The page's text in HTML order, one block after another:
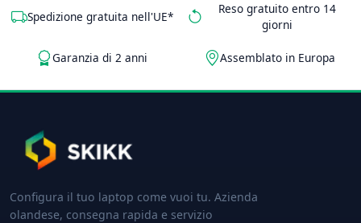
Spedizione gratuita nell'UE*
Reso gratuito entro 14
giorni
Garanzia di 2 anni Assemblato in Europa
Configura il tuo laptop come vuoi tu. Azienda
olandese, consegna rapida e servizio